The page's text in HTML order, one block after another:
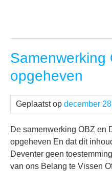
Samenwerking
opgeheven
Geplaatst op december
De samenwerking OBZ en
opgeheven En dat dit
Deventer geen
van ons Belang te Vissen